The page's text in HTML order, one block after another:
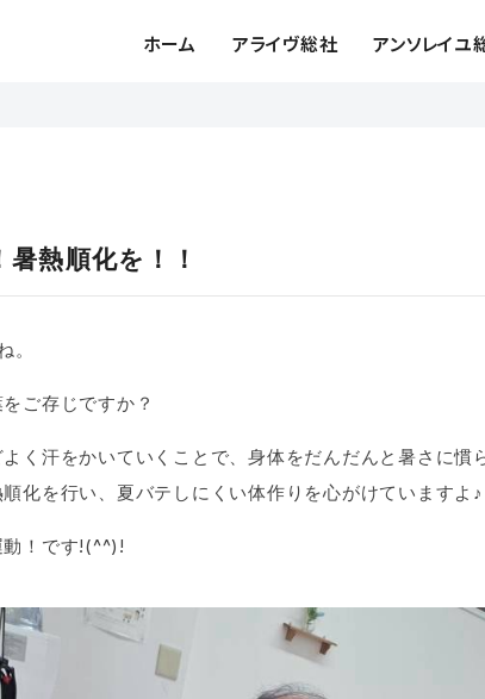
ホーム アライヴ総社 アンソレイユ
熱順化を！！
。
ご存じですか？
く汗をかいていくことで、身体をだんだんと暑さに慣
化を行い、夏バテしにくい体作りを心がけていますよ♪
！です!(^^)!